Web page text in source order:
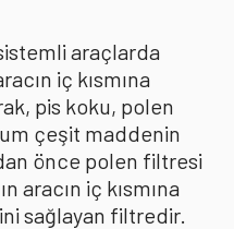
araçlarda
iç kısmına
pis koku, polen
çeşit maddenin
önce polen filtresi
aracın iç kısmına
sağlayan filtredir.